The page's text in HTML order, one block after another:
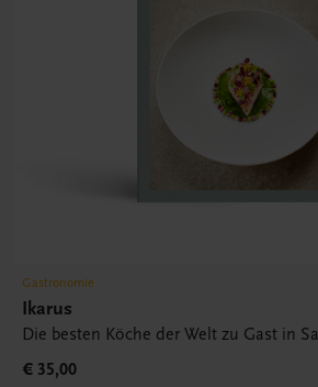
Gastronomie
Ikarus
Die besten Köche der Welt zu Gast in
€ 35,00